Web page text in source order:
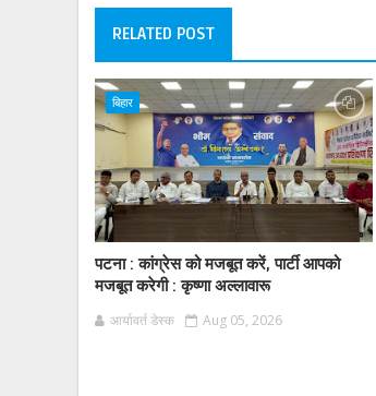
RELATED POST
बिहार
पटना : कांग्रेस को मजबूत करें, पार्टी आपको
मजबूत करेगी : कृष्णा अल्लावारू
आर्यावर्त डेस्क Aug 05, 2026